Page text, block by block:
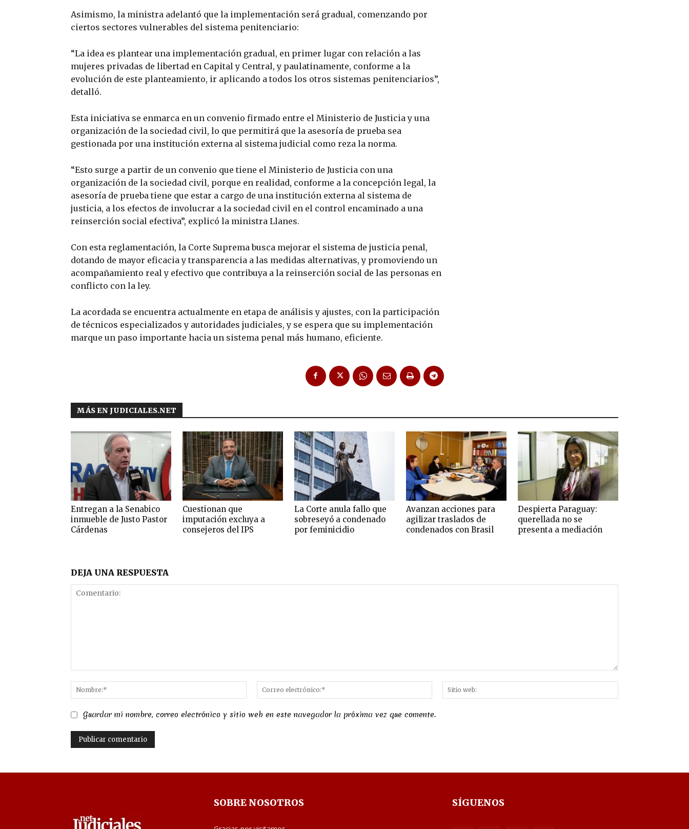
Asimismo, la ministra adelantó que la implementación será gradual, comenzando por
ciertos sectores vulnerables del sistema penitenciario:
“La idea es plantear una implementación gradual, en primer lugar con relación a las
mujeres privadas de libertad en Capital y Central, y paulatinamente, conforme a la
evolución de este planteamiento, ir aplicando a todos los otros sistemas penitenciarios”,
detalló.
Esta iniciativa se enmarca en un convenio firmado entre el Ministerio de Justicia y una
organización de la sociedad civil, lo que permitirá que la asesoría de prueba sea
gestionada por una institución externa al sistema judicial como reza la norma.
“Esto surge a partir de un convenio que tiene el Ministerio de Justicia con una
organización de la sociedad civil, porque en realidad, conforme a la concepción legal, la
asesoría de prueba tiene que estar a cargo de una institución externa al sistema de
justicia, a los efectos de involucrar a la sociedad civil en el control encaminado a una
reinserción social efectiva”, explicó la ministra Llanes.
Con esta reglamentación, la Corte Suprema busca mejorar el sistema de justicia penal,
dotando de mayor eficacia y transparencia a las medidas alternativas, y promoviendo un
acompañamiento real y efectivo que contribuya a la reinserción social de las personas en
conflicto con la ley.
La acordada se encuentra actualmente en etapa de análisis y ajustes, con la participación
de técnicos especializados y autoridades judiciales, y se espera que su implementación
marque un paso importante hacia un sistema penal más humano, eficiente.
MÁS EN JUDICIALES.NET
Entregan a la Senabico
inmueble de Justo Pastor
Cárdenas
Cuestionan que
imputación excluya a
consejeros del IPS
La Corte anula fallo que
sobreseyó a condenado
por feminicidio
Avanzan acciones para
agilizar traslados de
condenados con Brasil
Despierta Paraguay:
querellada no se
presenta a mediación
DEJA UNA RESPUESTA
Nombre:*
Correo
electrónico:*
web:
Guardar mi nombre, correo electrónico y sitio web en este navegador la próxima vez que comente.
SOBRE NOSOTROS SÍGUENOS